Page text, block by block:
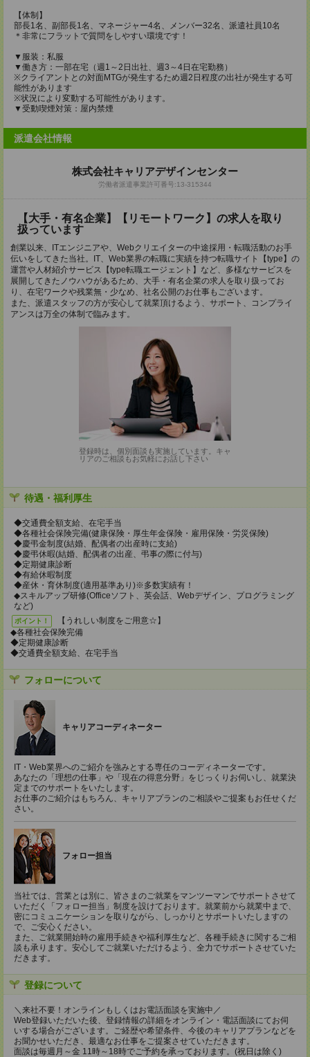
【体制】
部長1名、副部長1名、マネージャー4名、メンバー32名、派遣社員10名
＊非常にフラットで質問をしやすい環境です！
▼服装：私服
▼働き方：一部在宅（週1～2日出社、週3～4日在宅勤務）
※クライアントとの対面MTGが発生するため週2日程度の出社が発生する可
能性があります
※状況により変動する可能性があります。
▼受動喫煙対策：屋内禁煙
派遣会社情報
株式会社キャリアデザインセンター
労働者派遣事業許可番号:13-315344
【大手・有名企業】【リモートワーク】の求人を取り
扱っています
創業以来、ITエンジニアや、Webクリエイターの中途採用・転職活動のお手
伝いをしてきた当社。IT、Web業界の転職に実績を持つ転職サイト【type】の
運営や人材紹介サービス【type転職エージェント】など、多様なサービスを
展開してきたノウハウがあるため、大手・有名企業の求人を取り扱ってお
り、在宅ワークや残業無・少なめ、社名公開のお仕事もございます。
また、派遣スタッフの方が安心して就業頂けるよう、サポート、コンプライ
アンスは万全の体制で臨みます。
登録時は、個別面談も実施しています。キャ
リアのご相談もお気軽にお話し下さい
待遇・福利厚生
◆交通費全額支給、在宅手当
◆各種社会保険完備(健康保険・厚生年金保険・雇用保険・労災保険)
◆慶弔金制度(結婚、配偶者の出産時に支給)
◆慶弔休暇(結婚、配偶者の出産、弔事の際に付与)
◆定期健康診断
◆有給休暇制度
◆産休・育休制度(適用基準あり)※多数実績有！
◆スキルアップ研修(Officeソフト、英会話、Webデザイン、プログラミング
など)
ポイント！
【うれしい制度をご用意☆】
◆各種社会保険完備
◆定期健康診断
◆交通費全額支給、在宅手当
フォローについて
キャリアコーディネーター
IT・Web業界へのご紹介を強みとする専任のコーディネーターです。
あなたの「理想の仕事」や「現在の得意分野」をじっくりお伺いし、就業決
定までのサポートをいたします。
お仕事のご紹介はもちろん、キャリアプランのご相談やご提案もお任せくだ
さい。
フォロー担当
当社では、営業とは別に、皆さまのご就業をマンツーマンでサポートさせて
いただく「フォロー担当」制度を設けております。就業前から就業中まで、
密にコミュニケーションを取りながら、しっかりとサポートいたしますの
で、ご安心ください。
また、ご就業開始時の雇用手続きや福利厚生など、各種手続きに関するご相
談も承ります。安心してご就業いただけるよう、全力でサポートさせていた
だきます。
登録について
＼来社不要！オンラインもしくはお電話面談を実施中／
Web登録いただいた後、登録情報の詳細をオンライン・電話面談にてお伺
いする場合がございます。ご経歴や希望条件、今後のキャリアプランなどを
お聞かせいただき、最適なお仕事をご提案させていただきます。
面談は毎週月～金 11時～18時でご予約を承っております。(祝日は除く)